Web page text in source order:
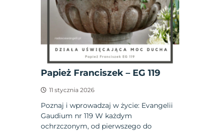
Papież Franciszek – EG 119
11 stycznia 2026
Poznaj i wprowadzaj w życie: Evangelii
Gaudium nr 119 W każdym
ochrzczonym, od pierwszego do